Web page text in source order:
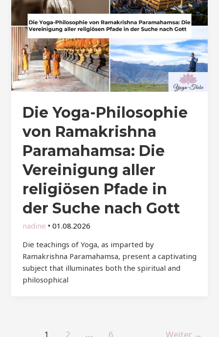
Die Yoga-Philosophie
von Ramakrishna
Paramahamsa: Die
Vereinigung aller
religiösen Pfade in
der Suche nach Gott
nadine • 01.08.2026
Die teachings of Yoga, as imparted by
Ramakrishna Paramahamsa, present a captivating
subject that illuminates both the spiritual and
philosophical
1 2 … 6 Weiter →